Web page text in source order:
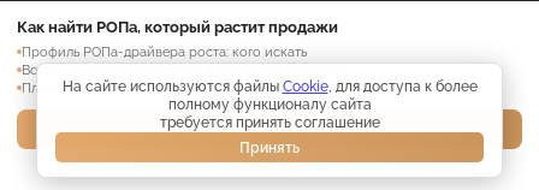
Забрать
Я соглашаюсь с обработкойперсональных данных
Как найти РОПа, который растит продажи
Профиль РОПа-драйвера роста: кого искать
Вопросы на собеседовании, чтобы отсеять слабых
План адаптации нового РОПа на 30 дней
Забрать материалы →
Нет, не интересно
На сайте используются файлы Cookie, для доступа к более
полному функционалу сайта
требуется принять соглашение
Принять